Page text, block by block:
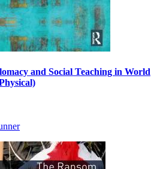
and Social Teaching in World